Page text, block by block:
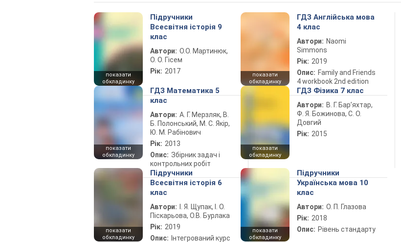
показати
обкладинку
Підручники
Всесвітня історія 9
клас
Автори: О.О. Мартинюк,
О. О. Гісем
Рік: 2017
показати
обкладинку
ГДЗ Англійська мова
4 клас
Автори: Naomi
Simmons
Рік: 2019
Опис: Family and Friends
4 workbook 2nd edition
показати
обкладинку
ГДЗ Математика 5
клас
Автори: А. Г. Мерзляк, В.
Б. Полонський, М. С. Якір,
Ю. М. Рабінович
Рік: 2013
Опис: Збірник задач і
контрольних робіт
показати
обкладинку
ГДЗ Фізика 7 клас
Автори: В. Г. Бар’яхтар,
Ф. Я. Божинова, С. О.
Довгий
Рік: 2015
показати
обкладинку
Підручники
Всесвітня історія 6
клас
Автори:
І. Я. Щупак, І. О.
Піскарьова, О.В. Бурлака
Рік: 2019
Опис: Інтегрований курс
показати
обкладинку
Підручники
Українська мова 10
клас
Автори: О. П. Глазова
Рік: 2018
Опис: Рівень стандарту